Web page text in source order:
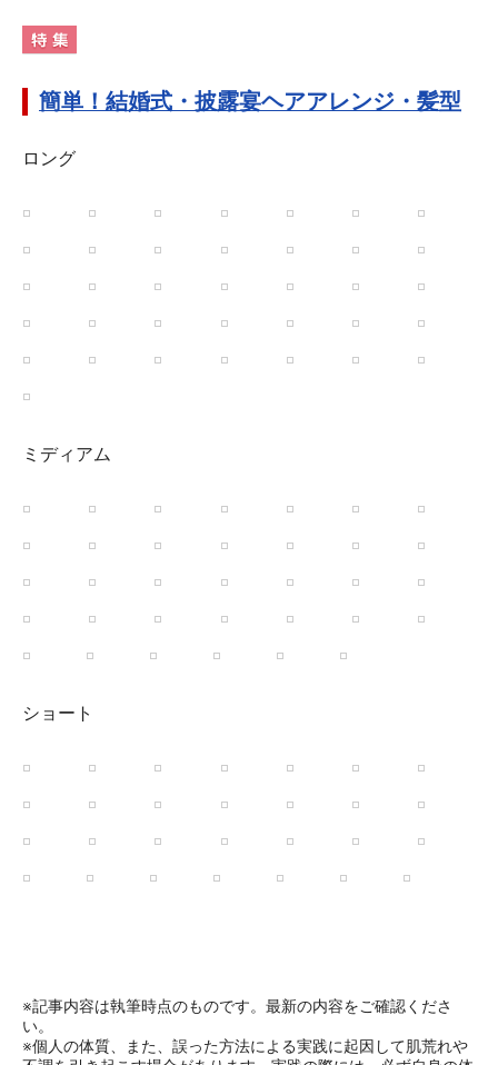
簡単！結婚式・披露宴ヘアアレンジ・髪型
ロング
ミディアム
ショート
※記事内容は執筆時点のものです。最新の内容をご確認くださ
い。
※個人の体質、また、誤った方法による実践に起因して肌荒れや